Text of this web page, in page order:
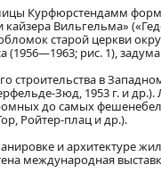
Курфюрстендамм
Вильгельма»
старой церкви
рис. 1),
строительства в
Зюд, 1953 г. и
до самых
Ройтер-плац и др.).
и архитектуре
международная